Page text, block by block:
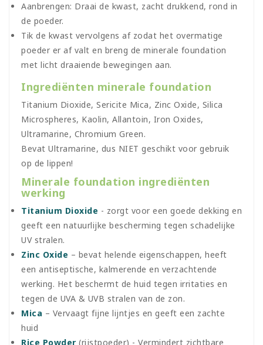
Aanbrengen: Draai de kwast, zacht drukkend, rond in
de poeder.
Tik de kwast vervolgens af zodat het overmatige
poeder er af valt en breng de minerale foundation
met licht draaiende bewegingen aan.
Ingrediënten minerale foundation
Titanium Dioxide, Sericite Mica, Zinc Oxide, Silica
Microspheres, Kaolin, Allantoin, Iron Oxides,
Ultramarine, Chromium Green.
Bevat Ultramarine, dus NIET geschikt voor gebruik
op de lippen!
Minerale foundation ingrediënten
werking
Titanium Dioxide - zorgt voor een goede dekking en
geeft een natuurlijke bescherming tegen schadelijke
UV stralen.
Zinc Oxide – bevat helende eigenschappen, heeft
een antiseptische, kalmerende en verzachtende
werking. Het beschermt de huid tegen irritaties en
tegen de UVA & UVB stralen van de zon.
Mica – Vervaagt fijne lijntjes en geeft een zachte
huid
Rice Powder (rijstpoeder) - Vermindert zichtbare